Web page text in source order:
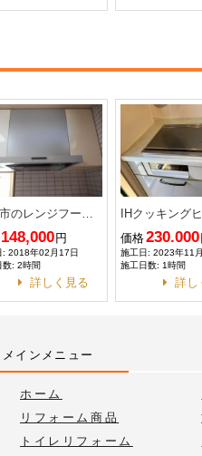
宮崎市のレンジフード交換
148,000 円
: 2018年02月17日
数: 2時間
詳しく見る
価格230.000
施工日: 2023年11
施工日数: 1時間
詳し
メインメニュー
ホーム
リフォーム商品
トイレリフォーム